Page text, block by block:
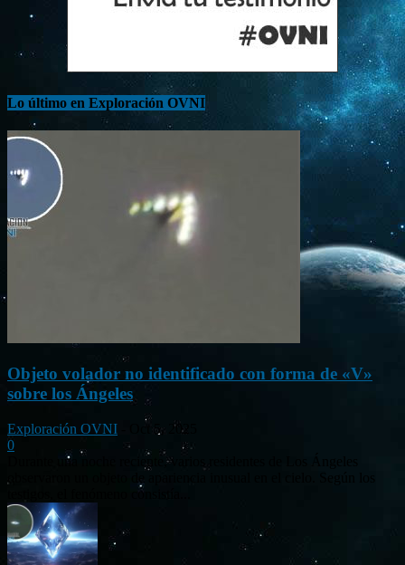
Lo último en Exploración OVNI
Objeto volador no identificado con forma de «V»
sobre los Ángeles
Exploración OVNI
Oct 5, 2025
0
Durante una noche reciente, varios residentes de Los Ángeles
testigos, el fenómeno consistía...